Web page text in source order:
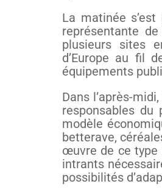
La matinée
représentante
plusieurs sites
d’Europe au fil
équipements
Dans l’après-
responsables
modèle
betterave,
œuvre de ce type
intrants
possibilités